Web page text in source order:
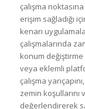
çalışma
erişim sağladığı
kenarı
çalışmalarında
konum
veya eklemli
çalışma
zemin koşullarını
değerlendirerek